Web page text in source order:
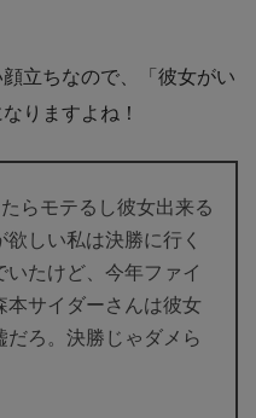
立ちなので、「彼女がい
りますよね！
らモテるし彼女出来る
しい私は決勝に行く
たけど、今年ファイ
本サイダーさんは彼女
だろ。決勝じゃダメら